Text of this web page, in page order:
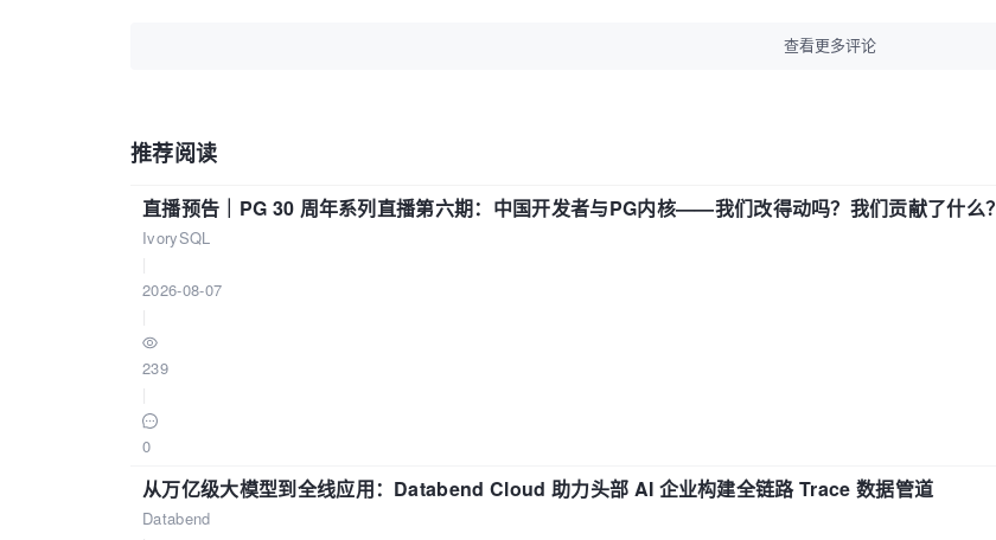
查看更多评论
推荐阅读
直播预告｜PG 30 周年系列直播第六期：中国开发者与PG内核——我们改得动吗？我们贡献了什么？
IvorySQL
2026-08-07
239
0
从万亿级大模型到全线应用：Databend Cloud 助力头部 AI 企业构建全链路 Trace 数据管道
Databend